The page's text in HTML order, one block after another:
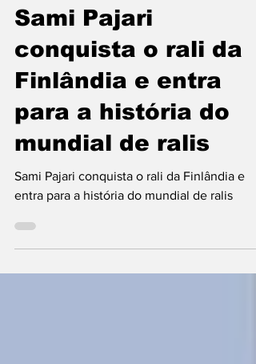
há 7 dias
4 min de leitura
Sami Pajari
conquista o rali da
Finlândia e entra
para a história do
mundial de ralis
Sami Pajari conquista o rali da Finlândia e
entra para a história do mundial de ralis